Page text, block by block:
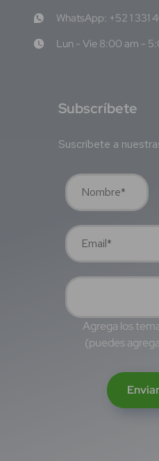
WhatsApp: +52 1 331
Lun - Vie 8:00 am -
Subscríbete
Suscríbete a
Agrega los
(puedes
Enviar